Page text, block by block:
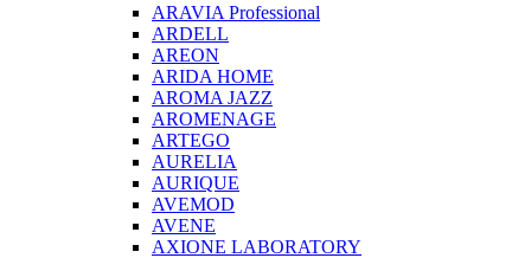
ARAVIA Professional
ARDELL
AREON
ARIDA HOME
AROMA JAZZ
AROMENAGE
ARTEGO
AURELIA
AURIQUE
AVEMOD
AVENE
AXIONE LABORATORY